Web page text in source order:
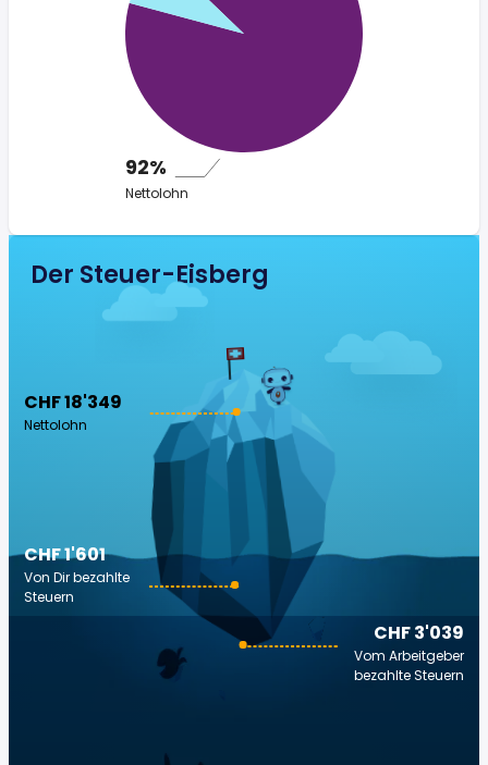
92%
Nettolohn
Der Steuer-Eisberg
CHF 18'349
Nettolohn
CHF 3'039
Vom Arbeitgeber
bezahlte Steuern
CHF 1'601
Von Dir bezahlte
Steuern